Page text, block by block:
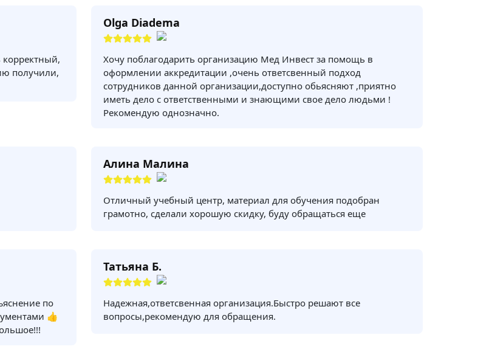
получили,
Olga Diadema
Хочу поблагодарить организацию Мед Инвест за помощь в
оформлении аккредитации ,очень ответсвенный подход
сотрудников данной организации,доступно обьясняют ,приятно
иметь дело с ответственными и знающими свое дело людьми !
Рекомендую однозначно.
Алина Малина
Отличный учебный центр, материал для обучения подобран
грамотно, сделали хорошую скидку, буду обращаться еще
по
👍
Татьяна Б.
Надежная,ответсвенная организация.Быстро решают все
вопросы,рекомендую для обращения.